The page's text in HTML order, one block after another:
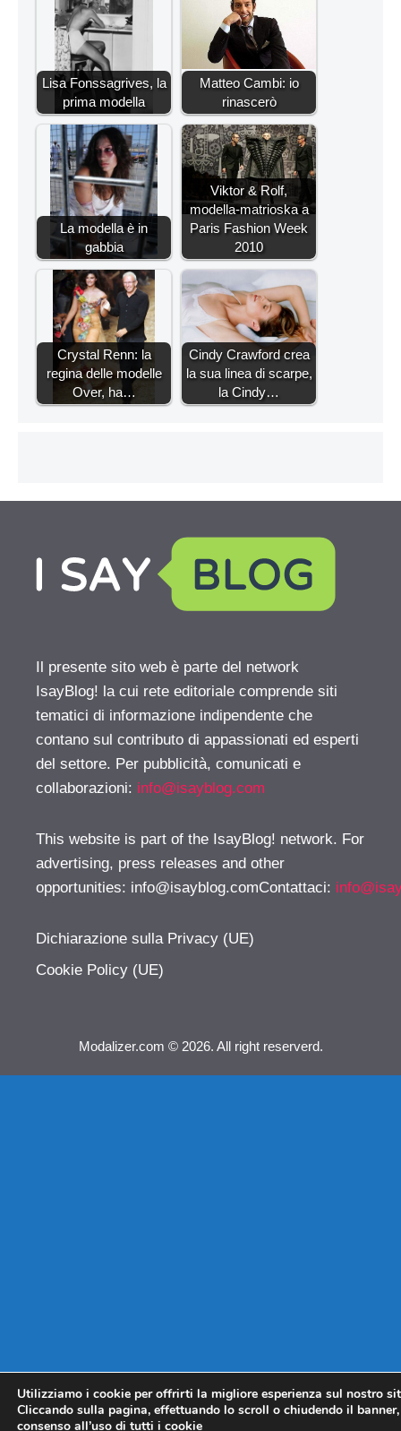
Lisa Fonssagrives, la
prima modella
Matteo Cambi: io
rinascerò
La modella è in
gabbia
Viktor & Rolf,
modella-matrioska a
Paris Fashion Week
2010
Crystal Renn: la
regina delle modelle
Over, ha…
Cindy Crawford crea
la sua linea di scarpe,
la Cindy…
Il presente sito web è parte del network
IsayBlog! la cui rete editoriale comprende siti
tematici di informazione indipendente che
contano sul contributo di appassionati ed esperti
del settore. Per pubblicità, comunicati e
collaborazioni: info@isayblog.com
This website is part of the IsayBlog! network. For
advertising, press releases and other
opportunities: info@isayblog.comContattaci:
Dichiarazione sulla Privacy (UE)
Cookie Policy (UE)
Modalizer.com © 2026. All right reserverd.
Utilizziamo i cookie per offrirti la migliore esperienza sul nostro
Cliccando sulla pagina, effettuando lo scroll o chiudendo il
consenso all’uso di tutti i cookie